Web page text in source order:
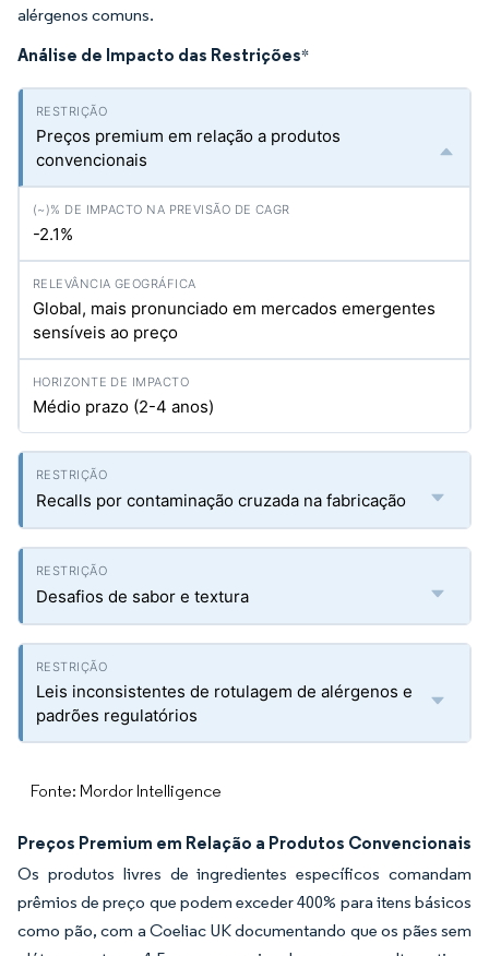
alérgenos comuns.
Análise de Impacto das Restrições*
Preços premium em relação a produtos
convencionais
-2.1%
Global, mais pronunciado em mercados emergentes
sensíveis ao preço
Médio prazo (2-4 anos)
Recalls por contaminação cruzada na fabricação
Desafios de sabor e textura
Leis inconsistentes de rotulagem de alérgenos e
padrões regulatórios
Fonte: Mordor Intelligence
Preços Premium em Relação a Produtos Convencionais
Os produtos livres de ingredientes específicos comandam
prêmios de preço que podem exceder 400% para itens básicos
como pão, com a Coeliac UK documentando que os pães sem